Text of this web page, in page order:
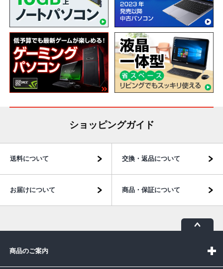
ショッピングガイド
送料について 交換・返品について
お届けについて 商品・保証について
商品のご案内